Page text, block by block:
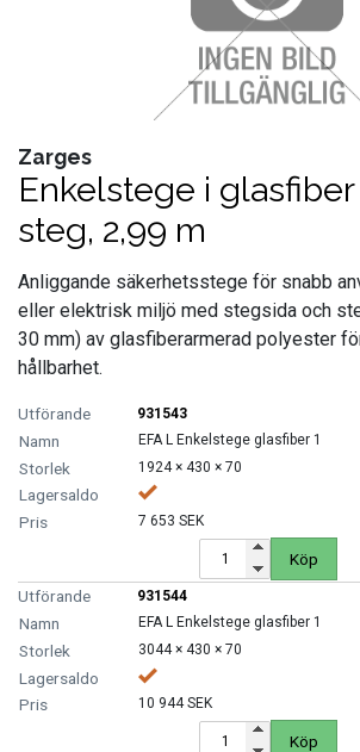
FORDONSVERKTYG SPECIFIKA
FORDONSVERKTYG UNIVERSAL
FÖRBRUKNING
GÖR-DET-SJÄLV PRODUKTER
KONCENTRATSPRUTOR
LIM & FOG
LYFT OCH LAST
MASKINER OCH TVÄTTUTRUSTNING
MATERIALHANTERING
MOTORCYKEL VERKSTAD
Zarges
Enkelstege i glasfiber
steg, 2,99 m
Anliggande säkerhetsstege för snabb
eller elektrisk miljö med stegsida och
30 mm) av glasfiberarmerad polyester
hållbarhet.
931543
EFA L Enkelstege glasfiber 1
1924 × 430 × 70
7 653 SEK
Köp
931544
EFA L Enkelstege glasfiber 1
3044 × 430 × 70
10 944 SEK
Köp